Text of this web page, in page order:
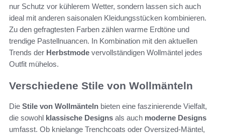
nur Schutz vor kühlerem Wetter, sondern lassen sich auch
ideal mit anderen saisonalen Kleidungsstücken kombinieren.
Zu den gefragtesten Farben zählen warme Erdtöne und
trendige Pastellnuancen. In Kombination mit den aktuellen
Trends der Herbstmode vervollständigen Wollmäntel jedes
Outfit mühelos.
Verschiedene Stile von Wollmänteln
Die Stile von Wollmänteln bieten eine faszinierende Vielfalt,
die sowohl klassische Designs als auch moderne Designs
umfasst. Ob knielange Trenchcoats oder Oversized-Mäntel,